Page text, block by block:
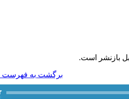
بازنشر است.
برگشت به فهرست